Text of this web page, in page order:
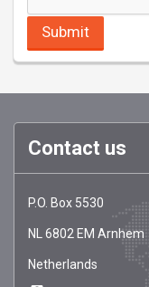
Contact us
EMCI
Register
https://emci-
register.com/
P.O. Box 5530
NL 6802 EM Arnhem
Netherlands